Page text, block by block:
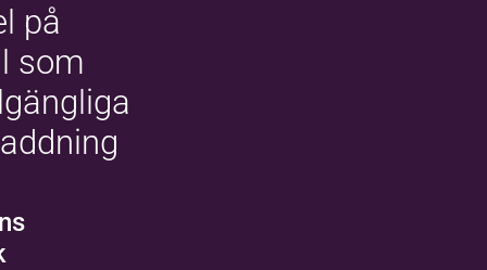
på
som